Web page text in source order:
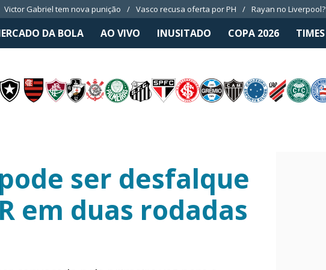
Victor Gabriel tem nova punição Vasco recusa oferta por PH Rayan no Liverpool?
DA BOLA AO VIVO INUSITADO COPA 2026 TIMES
ser desfalque
em duas rodadas